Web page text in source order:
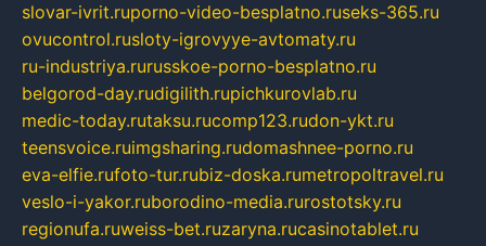
slovar-ivrit.ruporno-video-besplatno.ruseks-365.ru
ovucontrol.rusloty-igrovyye-avtomaty.ru
ru-industriya.rurusskoe-porno-besplatno.ru
belgorod-day.rudigilith.rupichkurovlab.ru
medic-today.rutaksu.rucomp123.rudon-ykt.ru
teensvoice.ruimgsharing.rudomashnee-porno.ru
eva-elfie.rufoto-tur.rubiz-doska.rumetropoltravel.ru
veslo-i-yakor.ruborodino-media.rurostotsky.ru
regionufa.ruweiss-bet.ruzaryna.rucasinotablet.ru